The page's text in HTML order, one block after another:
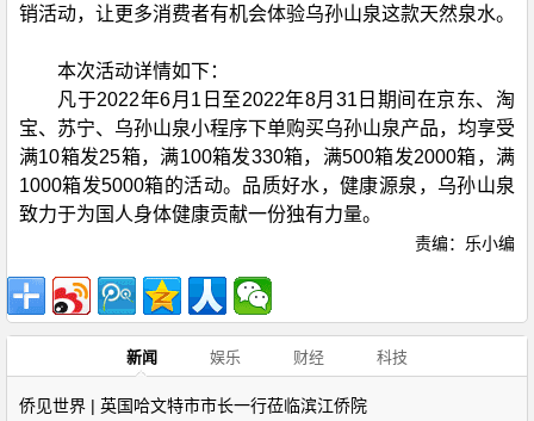
销活动，让更多消费者有机会体验乌孙山泉这款天然泉水。
本次活动详情如下：
凡于2022年6月1日至2022年8月31日期间在京东、淘
宝、苏宁、乌孙山泉小程序下单购买乌孙山泉产品，均享受
满10箱发25箱，满100箱发330箱，满500箱发2000箱，满
1000箱发5000箱的活动。品质好水，健康源泉，乌孙山泉
致力于为国人身体健康贡献一份独有力量。
责编：乐小编
新闻 娱乐 财经 科技
侨见世界 | 英国哈文特市市长一行莅临滨江侨院